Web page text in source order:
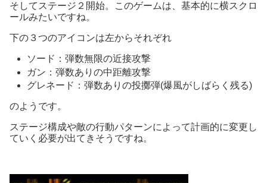
そしてステージ２開始。このゲームは、基本的に横スクロ
ールみたいですね。
下の３つのアイコンは左からそれぞれ
ソード：弾数無限の近接攻撃
ガン：弾数ありの中距離攻撃
グレネード：弾数ありの投擲弾(爆風がしばらく残る)
のようです。
ステージ構成や敵の行動パターンによって計画的に変更し
ていく必要が出てきそうですね。